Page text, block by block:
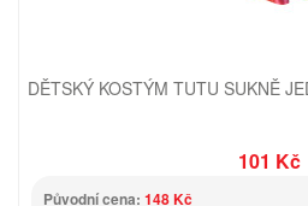
DĚTSKÝ KOSTÝM TUTU SUKNĚ
101 Kč
Původní cena: 148 Kč